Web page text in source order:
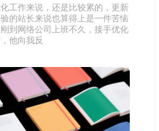
工作来说，还是比较累的，更新
的站长来说也算得上是一件苦恼
到网络公司上班不久，接手优化
他向我反